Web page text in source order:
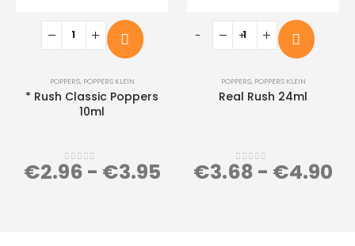
POPPERS, POPPERS KLEIN
* Rush Classic Poppers
10ml
0 out of 5
€2.96 - €3.95
POPPERS, POPPERS KLEIN
Real Rush 24ml
0 out of 5
€3.68 - €4.90
- +